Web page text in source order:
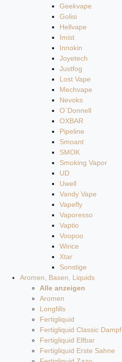
Geekvape
Golisi
Hellvape
Imist
Innokin
Joyetech
Justfog
Lost Vape
Mechvape
Nevoks
O`Donnell
OXBAR
Pipeline
Smoant
SMOK
Smoking Vapor
UD
Uwell
Vandy Vape
Vapefly
Vaporesso
Vaptio
Voopoo
Wirice
Xtar
Sonstige
Aromen, Basen, Liquids
Alle anzeigen
Aromen
Longfills
Fertigliquid
Fertigliquid Classic Dampf
Fertigliquid Elfbar
Fertigliquid Erste Sahne